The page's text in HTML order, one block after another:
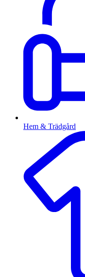
Hem & Trädgård